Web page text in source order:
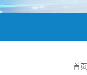
首页